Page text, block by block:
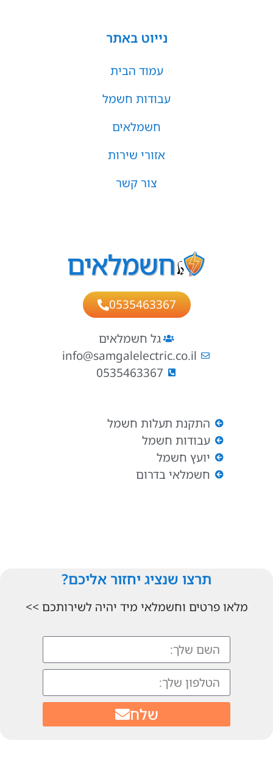
נייוט באתר
עמוד הבית
עבודות חשמל
חשמלאים
אזורי שירות
צור קשר
0535463367
גל חשמלאים
info@samgalelectric.co.il
0535463367
התקנת תעלות חשמל
עבודות חשמל
יועץ חשמל
חשמלאי בדרום
תרצו שנציג יחזור אליכם?
מלאו פרטים וחשמלאי מיד יהיה לשירותכם >>
שלח